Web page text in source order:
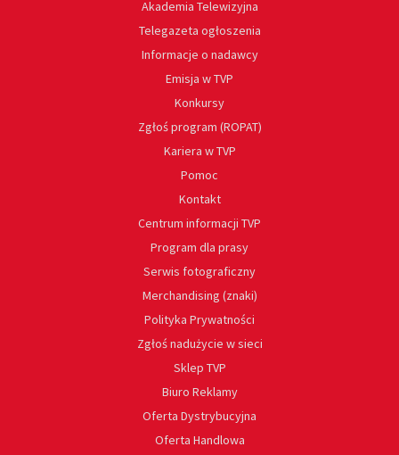
Akademia Telewizyjna
Telegazeta ogłoszenia
Informacje o nadawcy
Emisja w TVP
Konkursy
Zgłoś program (ROPAT)
Kariera w TVP
Pomoc
Kontakt
Centrum informacji TVP
Program dla prasy
Serwis fotograficzny
Merchandising (znaki)
Polityka Prywatności
Zgłoś nadużycie w sieci
Sklep TVP
Biuro Reklamy
Oferta Dystrybucyjna
Oferta Handlowa